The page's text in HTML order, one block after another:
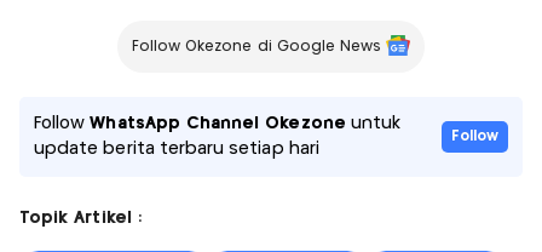
Follow Okezone di Google News
FollowWhatsApp Channel Okezone untuk
update berita terbaru setiap hari
Follow
Topik Artikel :